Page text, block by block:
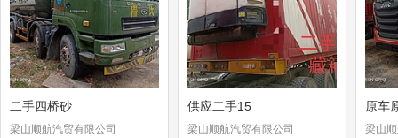
二手四桥砂
梁山顺航汽贸有限公司
供应二手15
梁山顺航汽贸有限公司
原车
梁山